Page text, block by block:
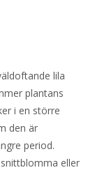
lila
plantans
i en större
den är
period.
eller